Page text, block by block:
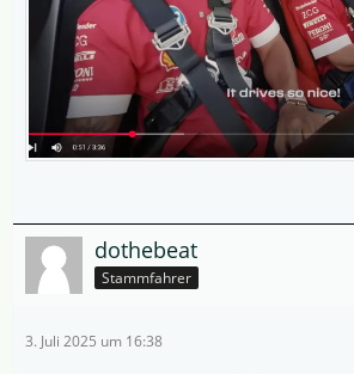
dothebeat
Stammfahrer
3. Juli 2025 um 16:38